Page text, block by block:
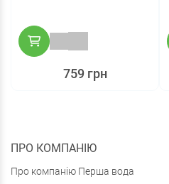
759 грн
ПРО КОМПАНІЮ
Про компанію Перша вода